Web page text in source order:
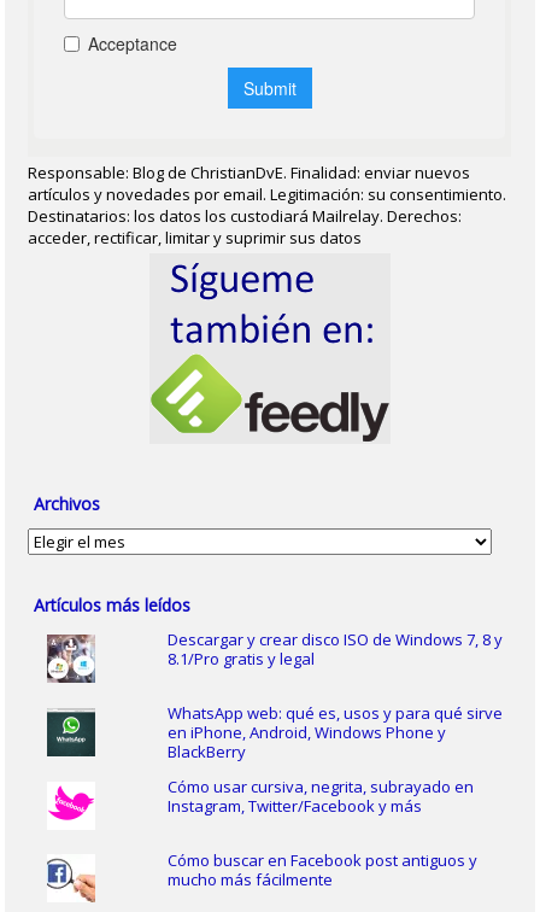
Responsable: Blog de ChristianDvE. Finalidad: enviar nuevos
artículos y novedades por email. Legitimación: su consentimiento.
Destinatarios: los datos los custodiará Mailrelay. Derechos:
acceder, rectificar, limitar y suprimir sus datos
Archivos
Archivos
Artículos más leídos
Descargar y crear disco ISO de Windows 7, 8 y
8.1/Pro gratis y legal
WhatsApp web: qué es, usos y para qué sirve
en iPhone, Android, Windows Phone y
BlackBerry
Cómo usar cursiva, negrita, subrayado en
Instagram, Twitter/Facebook y más
Cómo buscar en Facebook post antiguos y
mucho más fácilmente